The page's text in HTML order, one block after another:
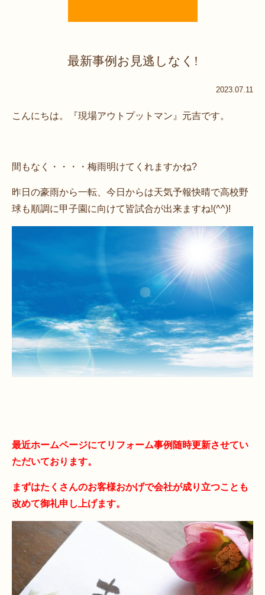
最新事例お見逃しなく!
2023.07.11
こんにちは。『現場アウトプットマン』元吉です。
間もなく・・・・梅雨明けてくれますかね?
昨日の豪雨から一転、今日からは天気予報快晴で高校野
球も順調に甲子園に向けて皆試合が出来ますね!(^^)!
最近ホームページにてリフォーム事例随時更新させてい
ただいております。
まずはたくさんのお客様おかげで会社が成り立つことも
改めて御礼申し上げます。